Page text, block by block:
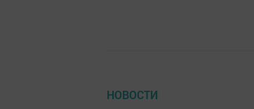
НОВОСТИ